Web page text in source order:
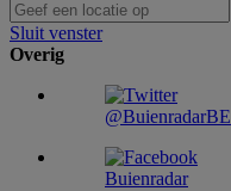
Sluit venster
Overig
@BuienradarBE
Buienradar